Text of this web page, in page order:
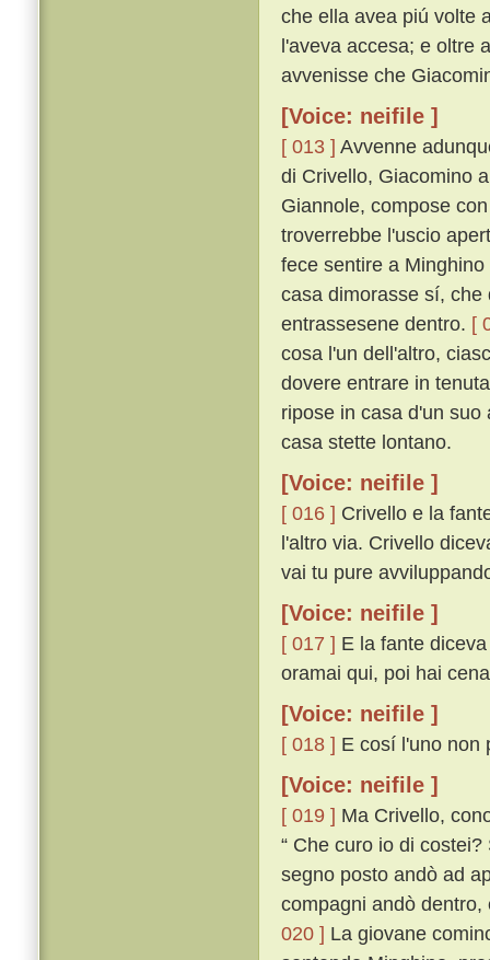
che ella avea piú volte
l'aveva accesa; e oltre
avvenisse che
[Voice: neifile ]
[ 013 ] Avvenne
di Crivello, Giacomino
Giannole, compose
troverrebbe l'uscio
fece sentire a
casa dimorasse sí, che
entrassesene dentro. [
cosa l'un dell'altro,
dovere entrare in
ripose in casa d'un
casa stette lontano.
[Voice: neifile ]
[ 016 ] Crivello e la
l'altro via. Crivello
vai tu pure
[Voice: neifile ]
[ 017 ] E la fante
oramai qui, poi hai
[Voice: neifile ]
[ 018 ] E cosí l'uno non
[Voice: neifile ]
[ 019 ] Ma Crivello,
“ Che curo io di
segno posto andò ad
compagni andò
020 ] La giovane